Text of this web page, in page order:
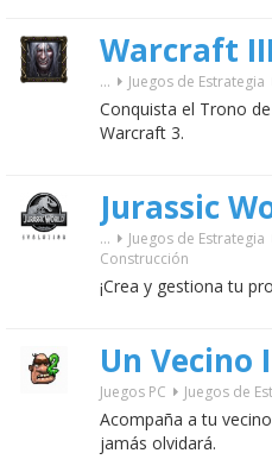
... Juegos de Estrategia
Conquista el Trono
Warcraft 3.
Jurassic
... Juegos de Estrategia
Construcción
¡Crea y gestiona tu
Un Vecino
Juegos PC Juegos de
Acompaña a tu
jamás olvidará.